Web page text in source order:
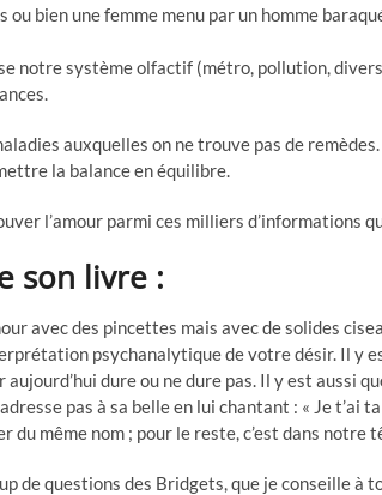
ou bien une femme menu par un homme
notre système olfactif (métro, pollution,
auxquelles on ne trouve pas de remèdes.
la balance en équilibre.
l’amour parmi ces milliers d’informations
son livre :
avec des pincettes mais avec de solides
psychanalytique de votre désir. Il y
dure ou ne dure pas. Il y est aussi
pas à sa belle en lui chantant : « Je t’ai
du même nom ; pour le reste, c’est dans notre
de questions des Bridgets, que je conseille à